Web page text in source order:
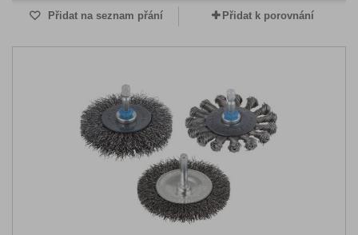
Přidat na seznam přání Přidat k porovnání